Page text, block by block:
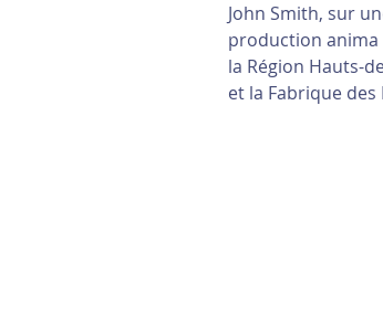
John Smith, sur
production anima
la Région Hauts-
et la Fabrique des